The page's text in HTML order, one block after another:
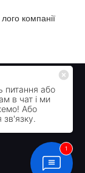
компанії